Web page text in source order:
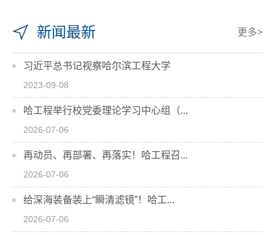
新闻最新 更多>
习近平总书记视察哈尔滨工程大学
2023-09-08
哈工程举行校党委理论学习中心组（...
2026-07-06
再动员、再部署、再落实！哈工程召...
2026-07-06
给深海装备装上“瞬清滤镜”！哈工...
2026-07-06